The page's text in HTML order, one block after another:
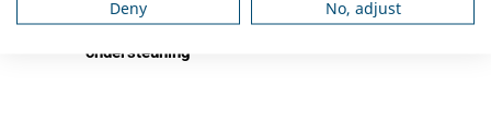
✓ Ook na aankoop bieden weservice en
ondersteuning
Deny
No, adjust